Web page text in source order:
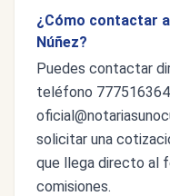
¿Cómo contactar
Núñez?
Puedes contactar
teléfono
solicitar una
que llega directo al
comisiones.